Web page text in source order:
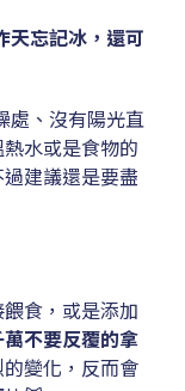
天忘記冰，還可
處、沒有陽光直
水或是食物的
建議還是要盡
食，或是添加
不要反覆的拿
變化，反而會